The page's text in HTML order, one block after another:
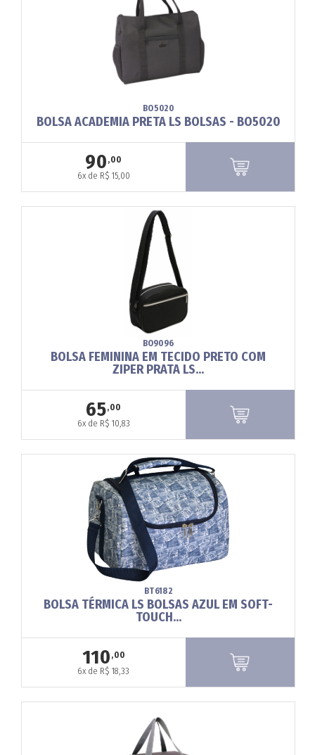
BO5020
BOLSA ACADEMIA PRETA LS BOLSAS - BO5020
90 ,00
6x de R$ 15,00
BO9096
BOLSA FEMININA EM TECIDO PRETO COM
ZIPER PRATA LS...
65,00
6x de R$ 10,83
BT6182
BOLSA TÉRMICA LS BOLSAS AZUL EM SOFT-
TOUCH...
110 ,00
6x de R$ 18,33